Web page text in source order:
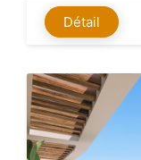
Détail